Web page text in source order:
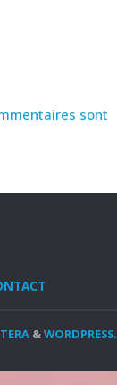
sont
&WORDPRESS.